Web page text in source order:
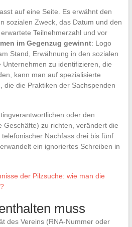
auf eine Seite. Es erwähnt den
sozialen Zweck, das Datum und den
Teilnehmerzahl und vor
im Gegenzug gewinnt: Logo
Stand, Erwähnung in den sozialen
Unternehmen zu identifizieren, die
kann man auf spezialisierte
die die Praktiken der Sachspenden
oder den
Geschäfte) zu richten, verändert die
Nachfass drei bis fünf
ein ignoriertes Schreiben in
der Pilzsuche: wie man die
muss
des Vereins (RNA-Nummer oder